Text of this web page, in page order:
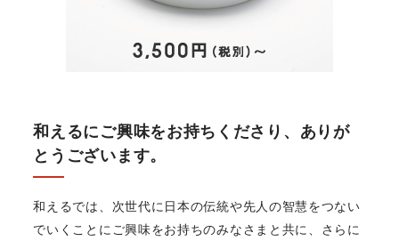
和えるにご興味をお持ちくださり、ありが
とうございます。
和えるでは、次世代に日本の伝統や先人の智慧をつない
でいくことにご興味をお持ちのみなさまと共に、さらに